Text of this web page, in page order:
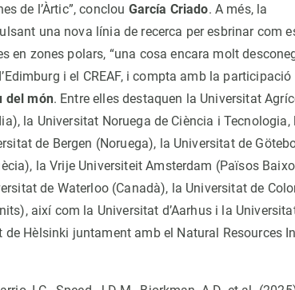
de l’Àrtic”, conclou García Criado. A més, la
una nova línia de recerca per esbrinar com
zones polars, “una cosa encara molt
i el CREAF, i compta amb la participació
del món. Entre elles destaquen la Universitat
la Universitat Noruega de Ciència i Tecnologia,
de Bergen (Noruega), la Universitat de
la Vrije Universiteit Amsterdam (Països
de Waterloo (Canadà), la Universitat de
així com la Universitat d’Aarhus i la
Hèlsinki juntament amb el Natural Resources